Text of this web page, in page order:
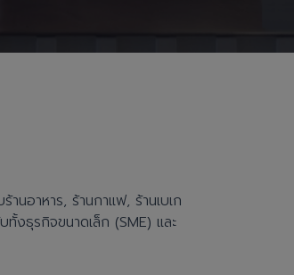
ร้านอาหาร, ร้านกาแฟ, ร้านเบเก
ทั้งธุรกิจขนาดเล็ก (SME) และ